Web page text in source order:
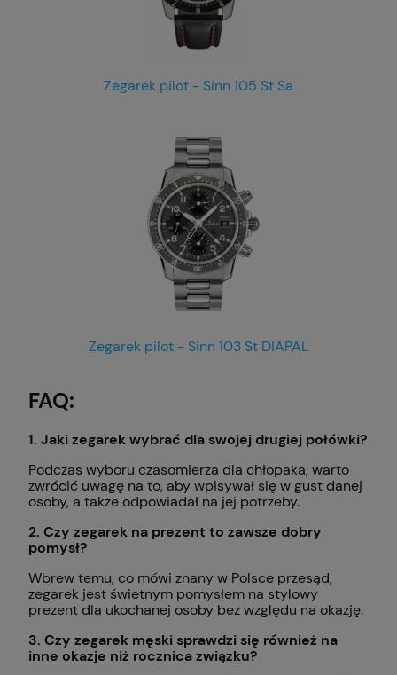
Zegarek pilot - Sinn 105 St Sa
Zegarek pilot - Sinn 103 St DIAPAL
FAQ:
1. Jaki zegarek wybrać dla swojej drugiej połówki?
Podczas wyboru czasomierza dla chłopaka, warto
zwrócić uwagę na to, aby wpisywał się w gust danej
osoby, a także odpowiadał na jej potrzeby.
2. Czy zegarek na prezent to zawsze dobry
pomysł?
Wbrew temu, co mówi znany w Polsce przesąd,
zegarek jest świetnym pomysłem na stylowy
prezent dla ukochanej osoby bez względu na okazję.
3. Czy zegarek męski sprawdzi się również na
inne okazje niż rocznica związku?